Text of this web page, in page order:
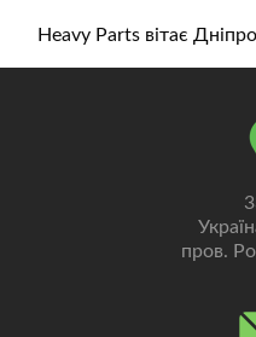
Heavy Parts вітає
пров.